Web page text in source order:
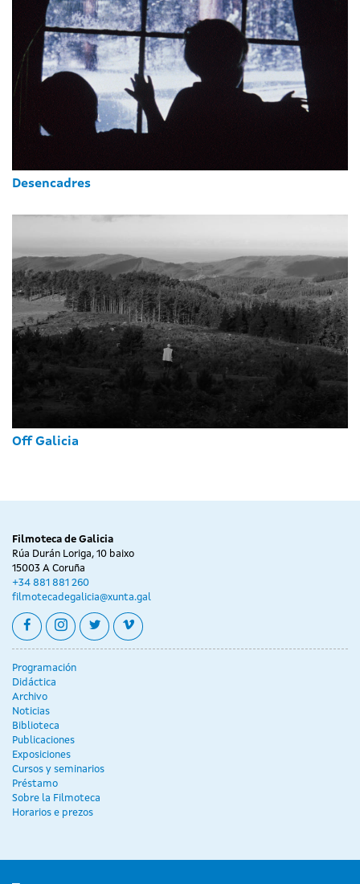
Desencadres
Off Galicia
Filmoteca de Galicia
Rúa Durán Loriga, 10 baixo
15003 A Coruña
+34 881 881 260
filmotecadegalicia@xunta.gal
facebookinstagram
twittervimeo
Programación
Didáctica
Archivo
Noticias
Biblioteca
Publicaciones
Exposiciones
Cursos y seminarios
Préstamo
Sobre la Filmoteca
Horarios e prezos